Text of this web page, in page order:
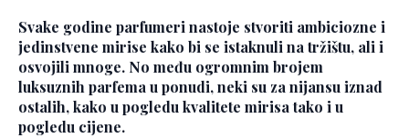
Svake godine parfumeri nastoje stvoriti ambiciozne i
jedinstvene mirise kako bi se istaknuli na tržištu, ali i
osvojili mnoge. No među ogromnim brojem
luksuznih parfema u ponudi, neki su za nijansu iznad
ostalih, kako u pogledu kvalitete mirisa tako i u
pogledu cijene.